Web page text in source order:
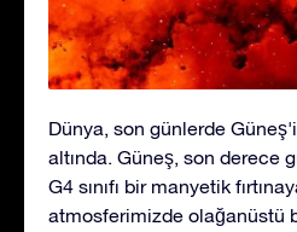
Dünya, son günlerde
altında. Güneş, son derece
G4 sınıfı bir manyetik
atmosferimizde olağanüstü